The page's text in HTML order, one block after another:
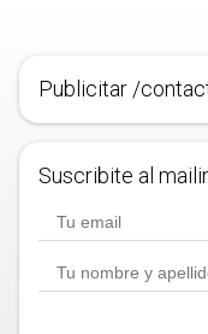
Publicitar /
Suscribite al